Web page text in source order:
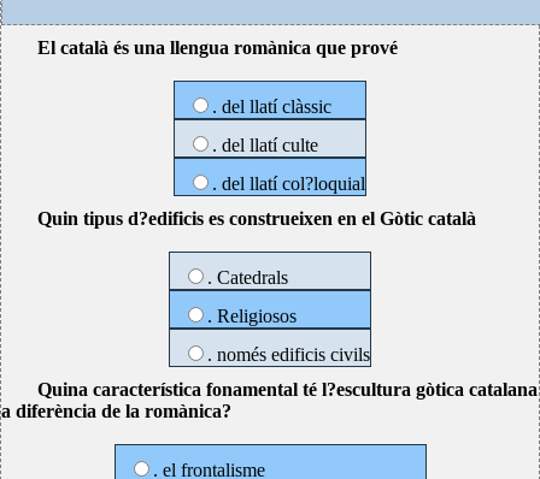
El català és una llengua romànica que prové
. del llatí clàssic
. del llatí culte
. del llatí col?loquial
Quin tipus d?edificis es construeixen en el Gòtic català
. Catedrals
. Religiosos
. només edificis civils
Quina característica fonamental té l?escultura gòtica catalana
a diferència de la romànica?
. el frontalisme